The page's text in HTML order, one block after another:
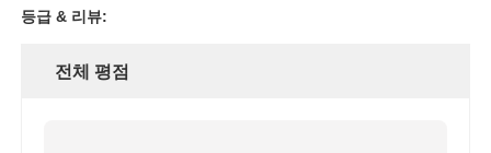
등급 & 리뷰:
전체 평점